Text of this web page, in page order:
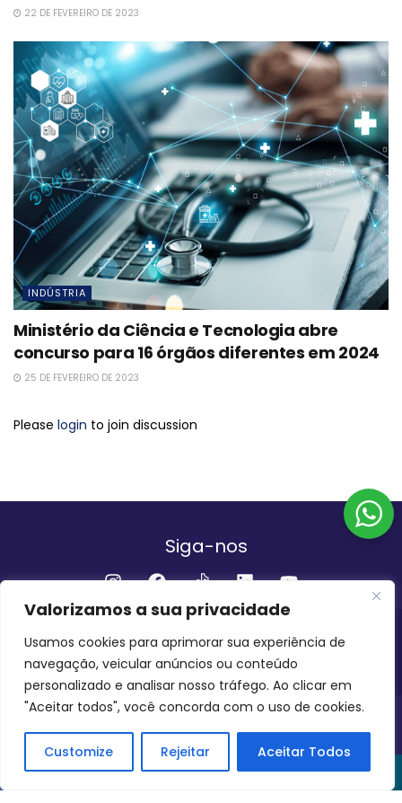
Valorizamos a sua privacidade
Usamos cookies para aprimorar sua experiência de
navegação, veicular anúncios ou conteúdo
personalizado e analisar nosso tráfego. Ao clicar em
"Aceitar todos", você concorda com o uso de cookies.
Customize Rejeitar Aceitar Todos
22 DE FEVEREIRO DE 2023
INDÚSTRIA
Ministério da Ciência e Tecnologia abre
concurso para 16 órgãos diferentes em 2024
25 DE FEVEREIRO DE 2023
Please login to join discussion
Siga-nos
Institucional
QUEM SOMOS FALE CONOSCO
INVEST AMAZÔNIA BRASIL
COPYRIGHT 2024 - 2026